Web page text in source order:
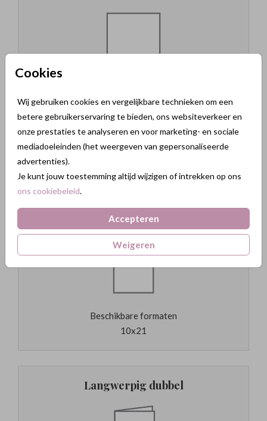
Cookies
Wij gebruiken cookies en vergelijkbare technieken om een
betere gebruikerservaring te bieden, ons websiteverkeer en
onze prestaties te analyseren en voor marketing- en sociale
mediadoeleinden (het weergeven van gepersonaliseerde
advertenties).
Je kunt jouw toestemming altijd wijzigen of intrekken op ons
ons cookiebeleid.
Accepteren
Weigeren
Beschikbare formaten
10x15, 17x11 en 21x14
Beschikbare formaten
10x21
Langwerpig dubbel